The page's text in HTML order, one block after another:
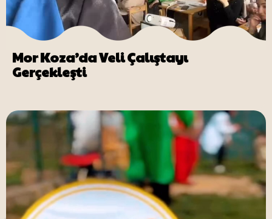
Mor Koza’da Veli Çalıştayı
Gerçekleşti